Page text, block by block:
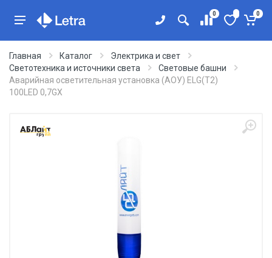
0 0
Главная Каталог
Электрика и свет
Светотехника и источники света
Световые башни
Аварийная осветительная установка (АОУ) ELG(T2)
100LED 0,7GX